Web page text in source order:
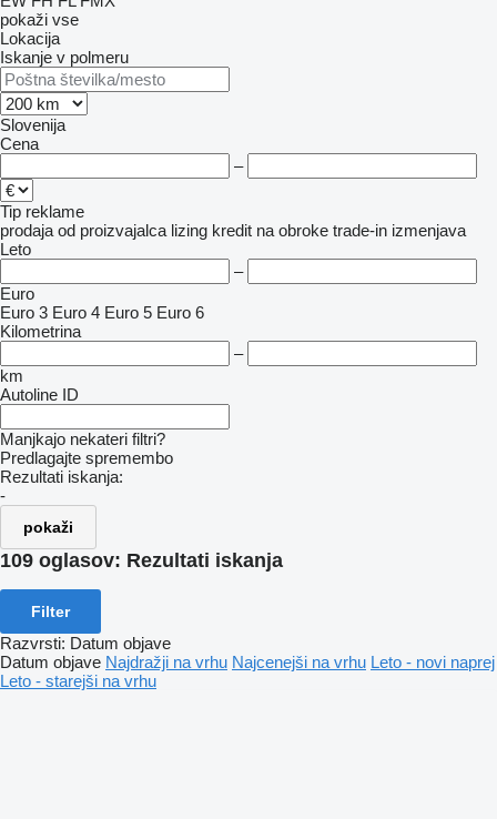
pokaži vse
Lokacija
Iskanje v polmeru
Slovenija
Cena
–
Tip reklame
prodaja od proizvajalca lizing kredit na obroke trade-in izmenjava
Leto
–
Euro
Euro 3 Euro 4 Euro 5 Euro 6
Kilometrina
–
km
Autoline ID
Manjkajo nekateri filtri?
Predlagajte spremembo
Rezultati iskanja:
-
pokaži
109 oglasov: Rezultati iskanja
Filter
Razvrsti: Datum objave
Datum objave Najdražji na vrhu Najcenejši na vrhu Leto - novi naprej
Leto - starejši na vrhu